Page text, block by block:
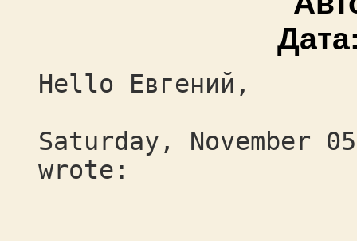
Hello Евгений,
Saturday, November
wrote: